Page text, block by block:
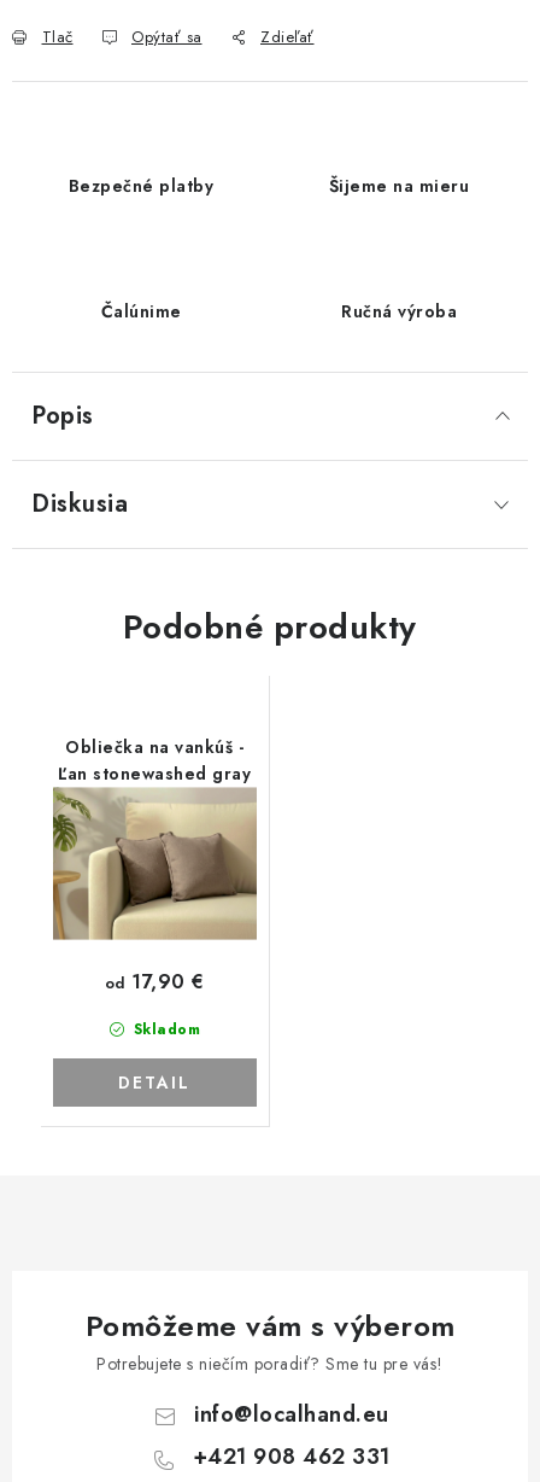
Tlač Opýtať sa Zdieľať
Bezpečné platby Šijeme na mieru
Čalúnime Ručná výroba
Popis
Diskusia
Podobné produkty
Obliečka na vankúš -
Ľan stonewashed gray
Skladom
od 17,90 €
DETAIL
Pomôžeme vám s výberom
Potrebujete s niečím poradiť? Sme tu pre vás!
info@localhand.eu
+421 908 462 331